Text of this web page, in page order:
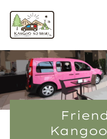
キ
ッ
プ